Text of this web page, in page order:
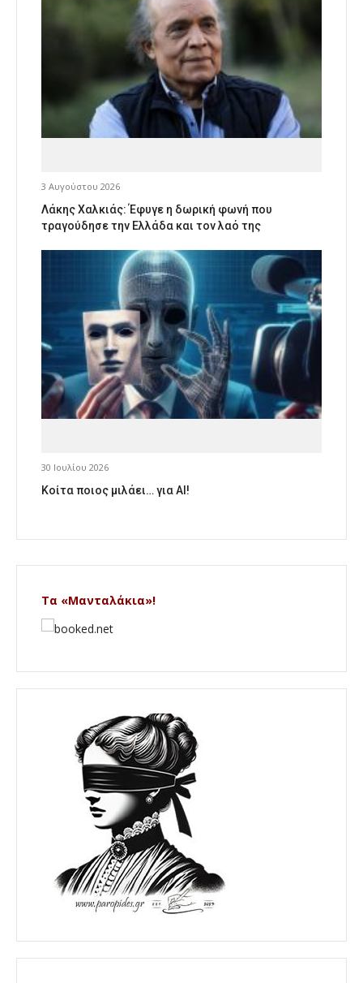
3 Αυγούστου 2026
Λάκης Χαλκιάς: Έφυγε η δωρική φωνή που
τραγούδησε την Ελλάδα και τον λαό της
30 Ιουλίου 2026
Κοίτα ποιος μιλάει… για AI!
Τα «Μανταλάκια»!